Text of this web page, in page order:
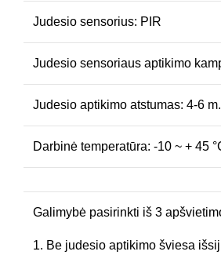
Judesio sensorius: PIR
Judesio sensoriaus aptikimo
Judesio aptikimo atstumas: 4-6 m.
Darbinė temperatūra: -10 ~ + 45
Galimybė pasirinkti iš 3
1. Be judesio aptikimo šviesa